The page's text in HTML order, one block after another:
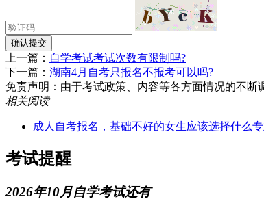
确认提交
上一篇： 自学考试考试次数有限制吗?
下一篇： 湖南4月自考只报名不报考可以吗?
免责声明：由于考试政策、内容等各方面情况的不断
相关阅读
成人自考报名，基础不好的女生应该选择什么
考试提醒
2026年10月自学考试还有